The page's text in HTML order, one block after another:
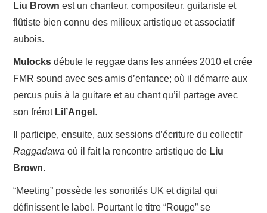
Liu Brown est un chanteur, compositeur, guitariste et
flûtiste bien connu des milieux artistique et associatif
aubois.
Mulocksdébute le reggae dans les années 2010 et crée
FMR sound avec ses amis d’enfance; où il démarre aux
percus puis à la guitare et au chant qu’il partage avec
son frérot Lil’Angel .
Il participe, ensuite, aux sessions d’écriture du collectif
Raggadawa où il fait la rencontre artistique de Liu
Brown.
“Meeting” possède les sonorités UK et digital qui
définissent le label. Pourtant le titre “Rouge” se